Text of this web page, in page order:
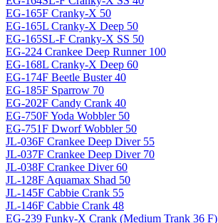
EG-165F Cranky-X 50
EG-165L Cranky-X Deep 50
EG-165SL-F Cranky-X SS 50
EG-224 Crankee Deep Runner 100
EG-168L Cranky-X Deep 60
EG-174F Beetle Buster 40
EG-185F Sparrow 70
EG-202F Candy Crank 40
EG-750F Yoda Wobbler 50
EG-751F Dworf Wobbler 50
JL-036F Crankee Deep Diver 55
JL-037F Crankee Deep Diver 70
JL-038F Crankee Diver 60
JL-128F Aquamax Shad 50
JL-145F Cabbie Crank 55
JL-146F Cabbie Crank 48
EG-239 Funky-X Crank (Medium Trank 36 F)